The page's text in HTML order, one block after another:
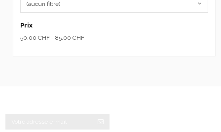
(aucun filtre)
Prix
50,00 CHF - 85,00 CHF